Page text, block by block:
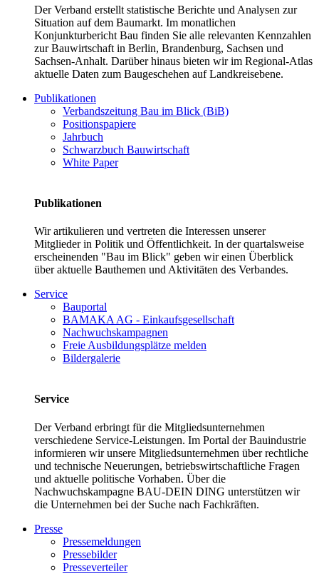
Der Verband erstellt statistische Berichte und Analysen zur
Situation auf dem Baumarkt. Im monatlichen
Konjunkturbericht Bau finden Sie alle relevanten Kennzahlen
zur Bauwirtschaft in Berlin, Brandenburg, Sachsen und
Sachsen-Anhalt. Darüber hinaus bieten wir im Regional-Atlas
aktuelle Daten zum Baugeschehen auf Landkreisebene.
Publikationen
Verbandszeitung Bau im Blick (BiB)
Positionspapiere
Jahrbuch
Schwarzbuch Bauwirtschaft
White Paper
Publikationen
Wir artikulieren und vertreten die Interessen unserer
Mitglieder in Politik und Öffentlichkeit. In der quartalsweise
erscheinenden "Bau im Blick" geben wir einen Überblick
über aktuelle Bauthemen und Aktivitäten des Verbandes.
Service
Bauportal
BAMAKA AG - Einkaufsgesellschaft
Nachwuchskampagnen
Freie Ausbildungsplätze melden
Bildergalerie
Service
Der Verband erbringt für die Mitgliedsunternehmen
verschiedene Service-Leistungen. Im Portal der Bauindustrie
informieren wir unsere Mitgliedsunternehmen über rechtliche
und technische Neuerungen, betriebswirtschaftliche Fragen
und aktuelle politische Vorhaben. Über die
Nachwuchskampagne BAU-DEIN DING unterstützen wir
die Unternehmen bei der Suche nach Fachkräften.
Presse
Pressemeldungen
Pressebilder
Presseverteiler